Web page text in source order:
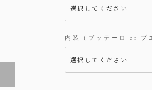
須
内装（ブッテーロ or プ